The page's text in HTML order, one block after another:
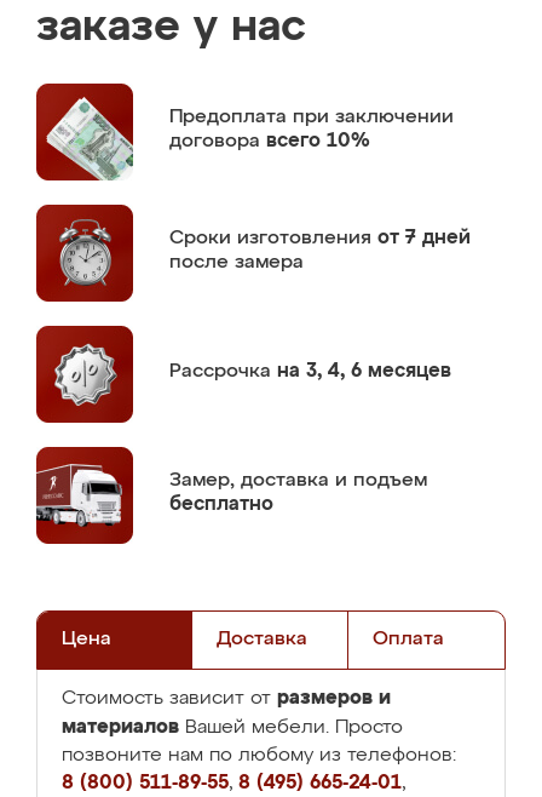
заказе у нас
Предоплата при заключении
договора всего 10%
Сроки изготовления от 7 дней
после замера
Рассрочка на 3, 4, 6 месяцев
Замер, доставка и подъем
бесплатно
Цена Доставка Оплата
Стоимость зависит от размеров и
материалов Вашей мебели. Просто
позвоните нам по любому из телефонов:
8 (800) 511-89-55, 8 (495) 665-24-01,